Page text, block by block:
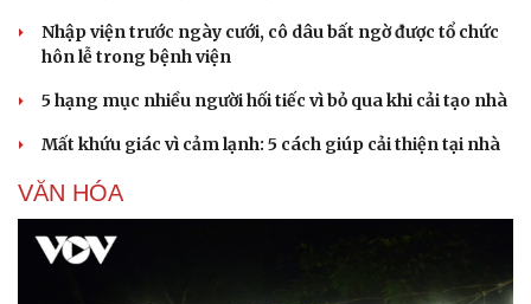
Nhập viện trước ngày cưới, cô dâu bất ngờ được tổ chức
hôn lễ trong bệnh viện
5 hạng mục nhiều người hối tiếc vì bỏ qua khi cải tạo nhà
Mất khứu giác vì cảm lạnh: 5 cách giúp cải thiện tại nhà
VĂN HÓA